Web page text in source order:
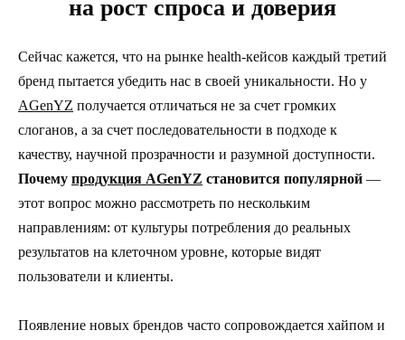
на рост спроса и доверия
Сейчас кажется, что на рынке health-кейсов каждый третий
бренд пытается убедить нас в своей уникальности. Но у
AGenYZ получается отличаться не за счет громких
слоганов, а за счет последовательности в подходе к
качеству, научной прозрачности и разумной доступности.
Почему продукция AGenYZ становится популярной —
этот вопрос можно рассмотреть по нескольким
направлениям: от культуры потребления до реальных
результатов на клеточном уровне, которые видят
пользователи и клиенты.
Появление новых брендов часто сопровождается хайпом и